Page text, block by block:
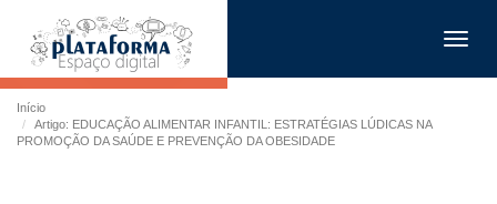
Início
Artigo: EDUCAÇÃO ALIMENTAR INFANTIL: ESTRATÉGIAS LÚDICAS NA
PROMOÇÃO DA SAÚDE E PREVENÇÃO DA OBESIDADE